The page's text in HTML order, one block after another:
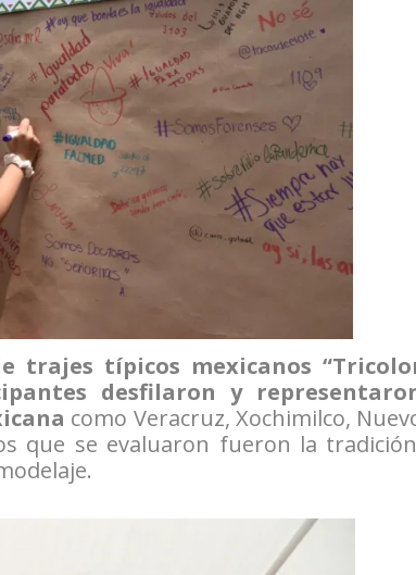
trajes típicos mexicanos
desfilaron y
como Veracruz, Xochimilco,
que se evaluaron fueron la